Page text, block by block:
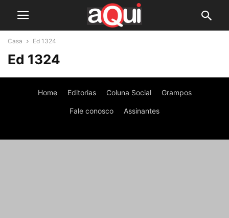
Casa Ed 1324
Ed 1324
Home Editorias Coluna Social Grampos
Fale conosco Assinantes